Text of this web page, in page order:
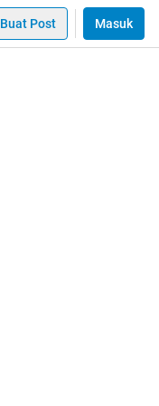
Buat Post Masuk